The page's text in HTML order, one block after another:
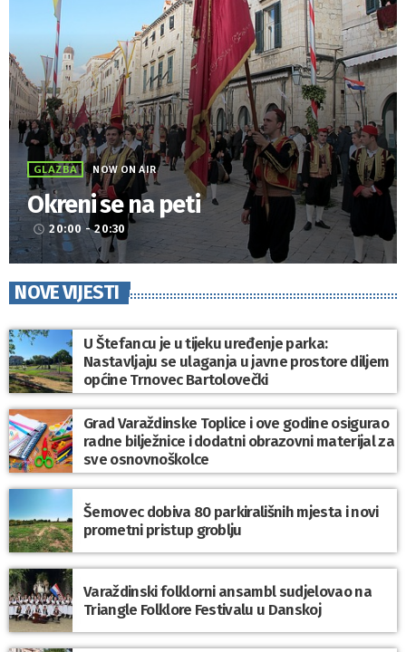
GLAZBA NOW ON AIR
Okreni se na peti
access_time 20:00 - 20:30
NOVE VIJESTI
U Štefancu je u tijeku uređenje parka:
Nastavljaju se ulaganja u javne prostore diljem
općine Trnovec Bartolovečki
Grad Varaždinske Toplice i ove godine osigurao
radne bilježnice i dodatni obrazovni materijal za
sve osnovnoškolce
Šemovec dobiva 80 parkirališnih mjesta i novi
prometni pristup groblju
Varaždinski folklorni ansambl sudjelovao na
Triangle Folklore Festivalu u Danskoj